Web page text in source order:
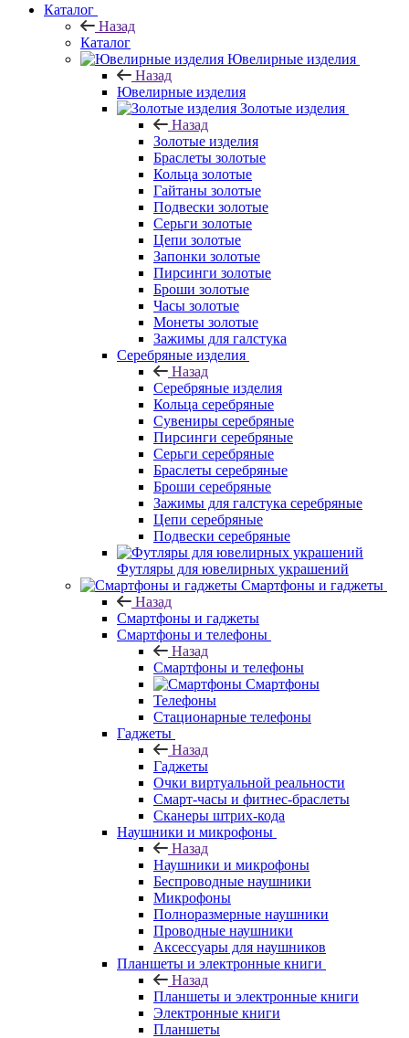
Каталог
Назад
Каталог
Ювелирные изделия
Назад
Ювелирные изделия
Золотые изделия
Назад
Золотые изделия
Браслеты золотые
Кольца золотые
Гайтаны золотые
Подвески золотые
Серьги золотые
Цепи золотые
Запонки золотые
Пирсинги золотые
Броши золотые
Часы золотые
Монеты золотые
Зажимы для галстука
Серебряные изделия
Назад
Серебряные изделия
Кольца серебряные
Сувениры серебряные
Пирсинги серебряные
Серьги серебряные
Браслеты серебряные
Броши серебряные
Зажимы для галстука серебряные
Цепи серебряные
Подвески серебряные
Футляры для ювелирных украшений
Смартфоны и гаджеты
Назад
Смартфоны и гаджеты
Смартфоны и телефоны
Назад
Смартфоны и телефоны
Смартфоны
Телефоны
Стационарные телефоны
Гаджеты
Назад
Гаджеты
Очки виртуальной реальности
Смарт-часы и фитнес-браслеты
Сканеры штрих-кода
Наушники и микрофоны
Назад
Наушники и микрофоны
Беспроводные наушники
Микрофоны
Полноразмерные наушники
Проводные наушники
Аксессуары для наушников
Планшеты и электронные книги
Назад
Планшеты и электронные книги
Электронные книги
Планшеты